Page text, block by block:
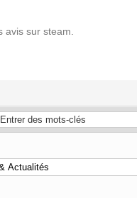
sur steam.